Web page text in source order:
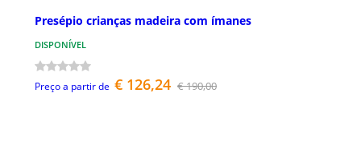
Presépio crianças madeira com ímanes
DISPONÍVEL
Preço a partir de € 126,24 € 190,00